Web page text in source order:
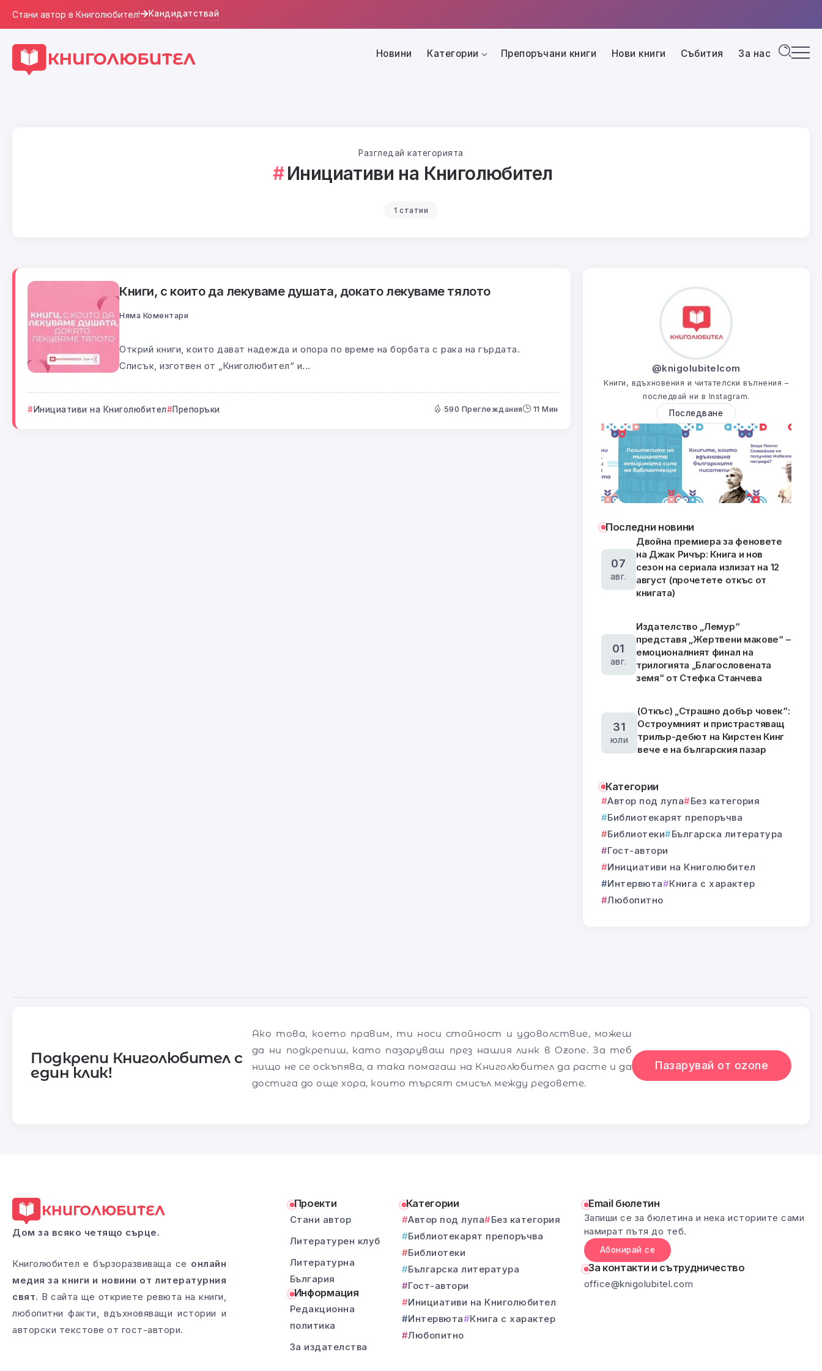
Стани автор в Книголюбител! Кандидатствай
Новини Категории Препоръчани книги Нови книги Събития За нас
Разгледай категорията
Инициативи на Книголюбител
1 статии
Книги, с които да лекуваме душата, докато лекуваме тялото
Няма Коментари
Открий книги, които дават надежда и опора по време на борбата с рака на гърдата.
Списък, изготвен от „Книголюбител“ и...
Инициативи на Книголюбител Препоръки 590 Преглеждания 11 Мин
@knigolubitelcom
Книги, вдъхновения и читателски вълнения –
последвай ни в Instagram.
Последване
Последни новини
07
авг.
Двойна премиера за феновете
на Джак Ричър: Книга и нов
сезон на сериала излизат на 12
август (прочетете откъс от
книгата)
01
авг.
Издателство „Лемур“
представя „Жертвени макове“ –
емоционалният финал на
трилогията „Благословената
земя“ от Стефка Станчева
31
юли
(Откъс) „Страшно добър човек“:
Остроумният и пристрастяващ
трилър-дебют на Кирстен Кинг
вече е на българския пазар
Категории
Автор под лупа
Без категория
Библиотекарят препоръчва
Библиотеки
Българска литература
Гост-автори
Инициативи на Книголюбител
Интервюта
Книга с характер
Любопитно
Подкрепи Книголюбител с
един клик!
Ако това, което правим, ти носи стойност и удоволствие, можеш
да ни подкрепиш, като пазаруваш през нашия линк в Ozone. За теб
нищо не се оскъпява, а така помагаш на Книголюбител да расте и да
достига до още хора, които търсят смисъл между редовете.
Пазарувай от ozone
Дом за всяко четящо сърце.
Книголюбител е бързоразвиваща се онлайн
медия за книги и новини от литературния
свят. В сайта ще откриете ревюта на книги,
любопитни факти, вдъхновяващи истории и
авторски текстове от гост-автори.
Проекти
Стани автор
Литературен клуб
Литературна
България
Информация
Редакционна
политика
За издателства
Категории
Автор под лупа
Без категория
Библиотекарят препоръчва
Библиотеки
Българска литература
Гост-автори
Инициативи на Книголюбител
Интервюта
Книга с характер
Любопитно
Email бюлетин
Запиши се за бюлетина и нека историите сами
намират пътя до теб.
Абонирай се
За контакти и сътрудничество
office@knigolubitel.com